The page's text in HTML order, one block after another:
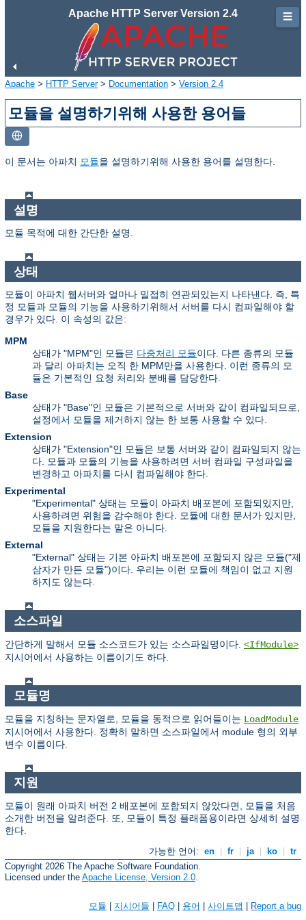
Apache HTTP Server Version 2.4
Apache > HTTP Server> Documentation > Version 2.4
모듈을 설명하기위해 사용한 용어들
이 문서는 아파치 모듈을 설명하기위해 사용한 용어를 설명한다.
설명
모듈 목적에 대한 간단한 설명.
상태
모듈이 아파치 웹서버와 얼마나 밀접히 연관되있는지 나타낸다. 즉, 특
정 모듈과 모듈의 기능을 사용하기위해서 서버를 다시 컴파일해야 할
경우가 있다. 이 속성의 값은:
MPM
상태가 "MPM"인 모듈은 다중처리 모듈이다. 다른 종류의 모듈
과 달리 아파치는 오직 한 MPM만을 사용한다. 이런 종류의 모
듈은 기본적인 요청 처리와 분배를 담당한다.
Base
상태가 "Base"인 모듈은 기본적으로 서버와 같이 컴파일되므로,
설정에서 모듈을 제거하지 않는 한 보통 사용할 수 있다.
Extension
상태가 "Extension"인 모듈은 보통 서버와 같이 컴파일되지 않는
다. 모듈과 모듈의 기능을 사용하려면 서버 컴파일 구성파일을
변경하고 아파치를 다시 컴파일해야 한다.
Experimental
"Experimental" 상태는 모듈이 아파치 배포본에 포함되있지만,
사용하려면 위험을 감수해야 한다. 모듈에 대한 문서가 있지만,
모듈을 지원한다는 말은 아니다.
External
"External" 상태는 기본 아파치 배포본에 포함되지 않은 모듈("제
삼자가 만든 모듈")이다. 우리는 이런 모듈에 책임이 없고 지원
하지도 않는다.
소스파일
간단하게 말해서 모듈 소스코드가 있는 소스파일명이다. <IfModule>
지시어에서 사용하는 이름이기도 하다.
모듈명
모듈을 지칭하는 문자열로, 모듈을 동적으로 읽어들이는 LoadModule
지시어에서 사용한다. 정확히 말하면 소스파일에서 module 형의 외부
변수 이름이다.
지원
모듈이 원래 아파치 버전 2 배포본에 포함되지 않았다면, 모듈을 처음
소개한 버전을 알려준다. 또, 모듈이 특정 플래폼용이라면 상세히 설명
한다.
가능한 언어: en fr ja ko
tr
Copyright 2026 The Apache Software Foundation.
Licensed under the Apache License, Version 2.0.
모듈 지시어들 FAQ 용어 사이트맵 Report a bug
☰